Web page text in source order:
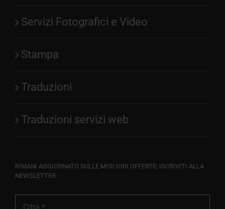
Servizi Fotografici e Video
Stampa
Traduzioni
Traduzioni servizi web
RIMANI AGGIORNATO SULLE MIGLIORI OFFERTE: ISCRIVITI ALLA
NEWSLETTER